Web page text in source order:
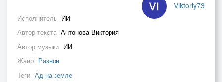
Viktoriy73
Исполнитель ИИ
Автор текста Антонова Виктория
Автор музыки ИИ
Жанр Разное
Теги Ад на земле